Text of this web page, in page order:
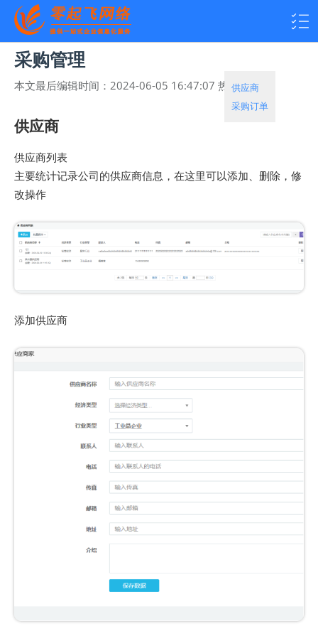
采购管理
本文最后编辑时间： 2024-06-05 16:47:07 热度：3484
供应商
供应商列表
主要统计记录公司的供应商信息，在这里可以添加、删除，修
改操作
添加供应商
供应商
采购订单